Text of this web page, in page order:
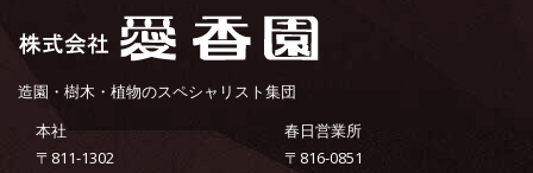
造園・樹木・植物のスペシャリスト集団
本社
〒811-1302
春日営業所
〒816-0851